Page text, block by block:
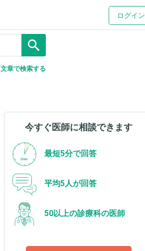
ログイン
search
文章で検索する
今すぐ医師に相談できます
最短5分で回答
平均5人が回答
50以上の診療科の医師